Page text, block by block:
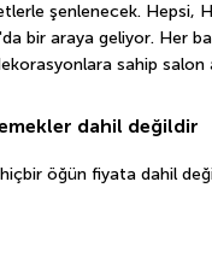
şenlenecek. Hepsi,
bir araya geliyor. Her
sahip salon
dahil değildir
öğün fiyata dahil